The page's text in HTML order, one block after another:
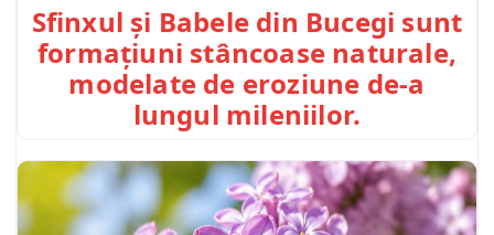
Sfinxul și Babele din Bucegi sunt
formațiuni stâncoase naturale,
modelate de eroziune de-a
lungul mileniilor.